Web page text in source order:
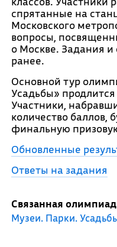
спрятанные на
Московского
вопросы,
о Москве. Задания и
ранее.
Основной тур
Усадьбы»
Участники,
количество баллов,
финальную
Обновленные
Ответы на задания
Связанная
Музеи. Парки.